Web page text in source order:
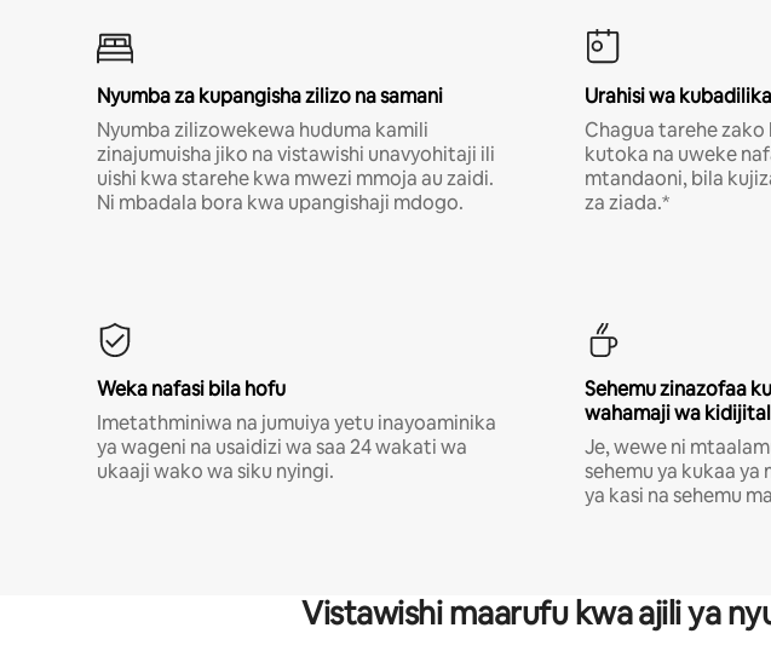
Nyumba za kupangisha zilizo na samani
Nyumba zilizowekewa huduma kamili
zinajumuisha jiko na vistawishi unavyohitaji ili
uishi kwa starehe kwa mwezi mmoja au zaidi.
Ni mbadala bora kwa upangishaji mdogo.
Urahisi wa
Chagua tarehe zako
kutoka na uweke
mtandaoni, bila
za ziada.*
Weka nafasi bila hofu
Imetathminiwa na jumuiya yetu inayoaminika
ya wageni na usaidizi wa saa 24 wakati wa
ukaaji wako wa siku nyingi.
Sehemu zinazofaa
wahamaji wa
Je, wewe ni
sehemu ya kukaa ya
ya kasi na sehemu
Vistawishi maarufu kwa ajili ya